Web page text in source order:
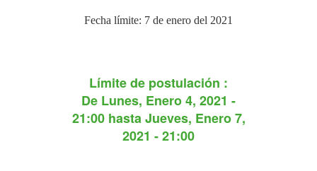
Fecha límite: 7 de enero del 2021
Límite de postulación :
De Lunes, Enero 4, 2021 -
21:00hastaJueves, Enero 7,
2021 - 21:00